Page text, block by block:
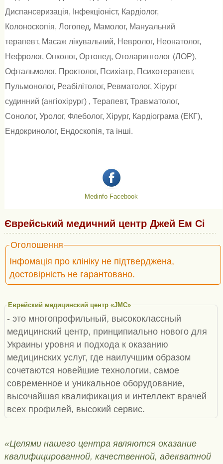
Диспансеризація, Інфекціоніст, Кардіолог,
Колоноскопія, Логопед, Мамолог, Мануальний
терапевт, Масаж лікувальний, Невролог, Неонатолог,
Нефролог, Онколог, Ортопед, Отоларинголог (ЛОР),
Офтальмолог, Проктолог, Психіатр, Психотерапевт,
Пульмонолог, Реабілітолог, Ревматолог, Хірург
судинний (ангіохірург) , Терапевт, Травматолог,
Сонолог, Уролог, Флеболог, Хірург, Кардіограма (ЕКГ),
Ендокринолог, Ендоскопія, та інші.
Medinfo Facebook
Єврейський медичний центр Джей Ем Сі
Оголошення
Інфомація про клініку не підтверджена,
достовірність не гарантовано.
Еврейский медицинский центр «JMC»
- это многопрофильный, высококлассный
медицинский центр, принципиально нового для
Украины уровня и подхода к оказанию
медицинских услуг, где наилучшим образом
сочетаются новейшие технологии, самое
современное и уникальное оборудование,
высочайшая квалификация и интеллект врачей
всех профилей, высокий сервис.
«Целями нашего центра являются оказание
квалифицированной, качественной, адекватной